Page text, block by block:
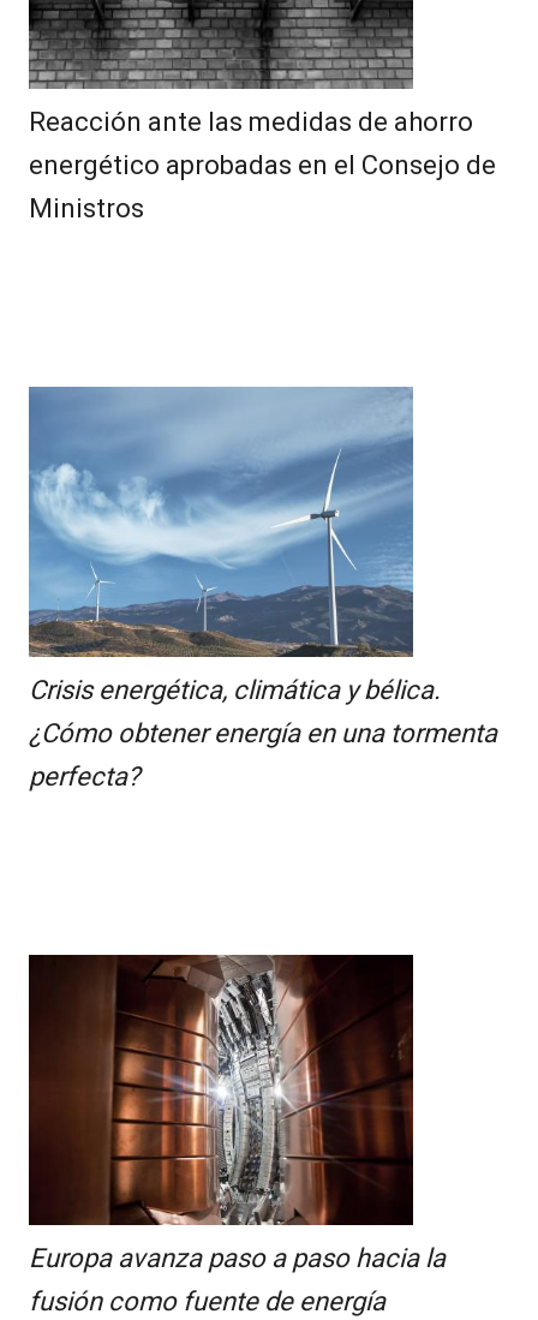
Reacción ante las medidas de ahorro
energético aprobadas en el Consejo de
Ministros
Crisis energética, climática y bélica.
¿Cómo obtener energía en una tormenta
perfecta?
Europa avanza paso a paso hacia la
fusión como fuente de energía